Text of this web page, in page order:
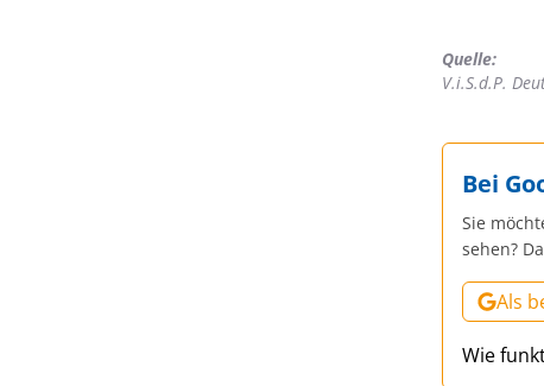
Quelle:
V.i.S.d.P.
Bei
Sie
sehen?
Als
Wie